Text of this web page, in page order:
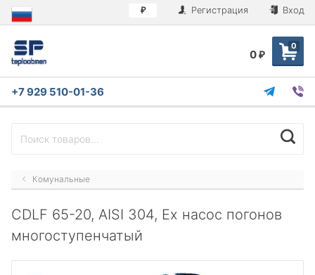
₽ Регистрация Вход
0
0 ₽
+7 929 510-01-36
Комунальные
CDLF 65-20, AISI 304, Ex насос погонов
многоступенчатый